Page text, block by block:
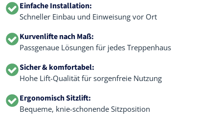
Einfache Installation:
Schneller Einbau und Einweisung vor Ort
Kurvenlifte nach Maß:
Passgenaue Lösungen für jedes Treppenhaus
Sicher & komfortabel:
Hohe Lift-Qualität für sorgenfreie Nutzung
Ergonomisch Sitzlift:
Bequeme, knie-schonende Sitzposition